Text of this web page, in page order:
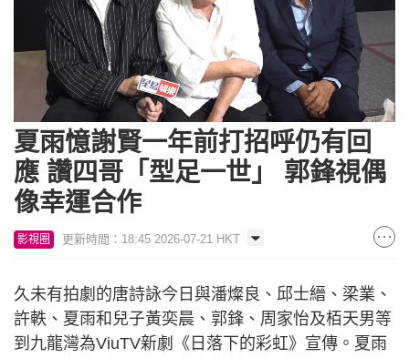
Unmute Loaded:
7.74%
夏雨憶謝賢一年前打招呼仍有回
應 讚四哥「型足一世」 郭鋒視偶
像幸運合作
影視圈 更新時間：18:45 2026-07-21 HKT
久未有拍劇的唐詩詠今日與潘燦良、邱士縉、梁業、
許軼、夏雨和兒子黃奕晨、郭鋒、周家怡及栢天男等
到九龍灣為ViuTV新劇《日落下的彩虹》宣傳。夏雨